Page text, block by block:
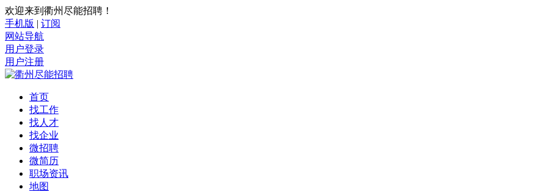
欢迎来到衢州尽能招聘！
手机版 | 订阅
网站导航
用户登录
用户注册
首页
找工作
找人才
找企业
微招聘
微简历
职场资讯
地图